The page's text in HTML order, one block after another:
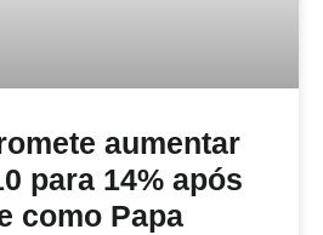
aumentar
para 14% após
como Papa